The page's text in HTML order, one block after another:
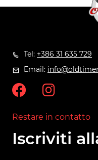
Tel: +386 31 635 729
Email:
Restare in contatto
Iscriviti